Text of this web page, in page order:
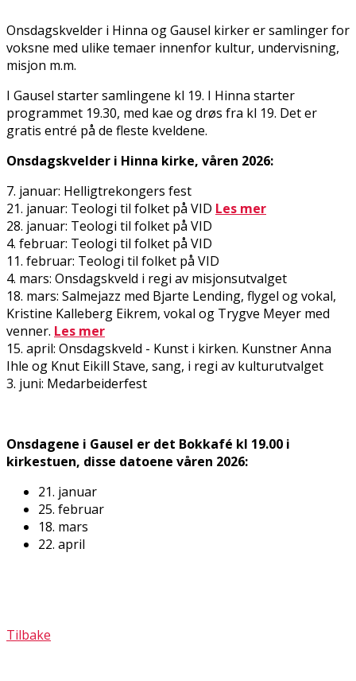
Onsdagskvelder i Hinna og Gausel kirker er samlinger for
voksne med ulike temaer innenfor kultur, undervisning,
misjon m.m.
I Gausel starter samlingene kl 19. I Hinna starter
programmet 19.30, med kaffe og drøs fra kl 19. Det er
gratis entré på de fleste kveldene.
Onsdagskvelder i Hinna kirke, våren 2026:
7. januar: Helligtrekongers fest
21. januar: Teologi til folket på VID Les mer
28. januar: Teologi til folket på VID
4. februar: Teologi til folket på VID
11. februar: Teologi til folket på VID
4. mars: Onsdagskveld i regi av misjonsutvalget
18. mars: Salmejazz med Bjarte Lending, flygel og vokal,
Kristine Kalleberg Eikrem, vokal og Trygve Meyer med
venner. Les mer
15. april: Onsdagskveld - Kunst i kirken. Kunstner Anna
Ihle og Knut Eikill Stave, sang, i regi av kulturutvalget
3. juni: Medarbeiderfest
Onsdagene i Gausel er det Bokkafé kl 19.00 i
kirkestuen, disse datoene våren 2026:
21. januar
25. februar
18. mars
22. april
Tilbake